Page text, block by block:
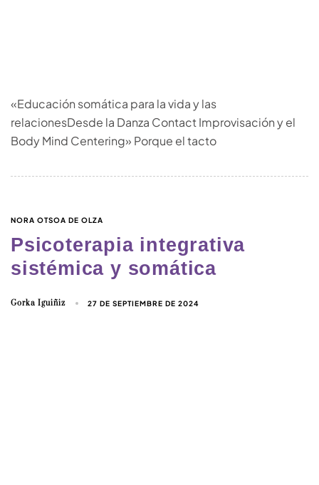
«Educación somática para la vida y las
relacionesDesde la Danza Contact Improvisación y el
Body Mind Centering» Porque el tacto
NORA OTSOA DE OLZA
Psicoterapia integrativa
sistémica y somática
Gorka Iguiñiz 27 DE SEPTIEMBRE DE 2024